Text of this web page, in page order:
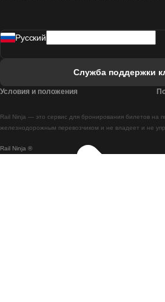
Поезд Лиссабон -
Поезд Брага -
Rail Ninja ®
Rail Ninja — это сервис для бронирования билетов на
железнодорожным перевозчиком и не владеет и не
Pусский
Служба поддержки
Условия и положения